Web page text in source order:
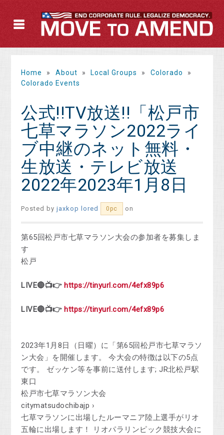
Home » About » Local Groups » Colorado
»
Colorado Events
公式!!TV放送!!「松戸市
七草マラソン2022ライ
ブ中継のネット無料・
生放送・テレビ放送
2022年2023年1月8日
Posted byjaxkop lored 0pc on
第65回松戸市七草マラソン大会の参加者を募集しま
す
松戸
LIVE🔴📺👉 https://tinyurl.com/4efx89p6
LIVE🔴📺👉 https://tinyurl.com/4efx89p6
2023年1月8日（日曜）に「第65回松戸市七草マラソ
ン大会」を開催します。 今大会の特徴は以下の5点
です。 ゼッケン等を事前に送付します; JR北松戸駅
東口
松戸市七草マラソン大会
citymatsudochibajp ›
七草マラソンに出場したルーマニア陸上選手がリオ
五輪に出場します！ リオパラリンピック競技大会に